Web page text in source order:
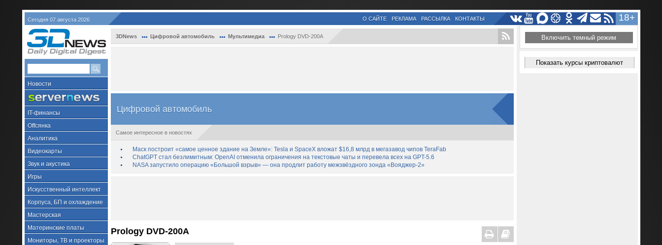
Сегодня 07 августа 2026 18+
О САЙТЕ РЕКЛАМА РАССЫЛКА КОНТАКТЫ
Новости
IT-финансы
Offсянка
Аналитика
Видеокарты
Звук и акустика
Игры
Искусственный интеллект
Корпуса, БП и охлаждение
Мастерская
Материнские платы
Мониторы, ТВ и проекторы
3DNews Цифровой автомобиль Мультимедиа Prology DVD-200A
Цифровой автомобиль
Самое интересное в новостях
Маск построит «самое ценное здание на Земле»: Tesla и SpaceX вложат $16,8 млрд в мегазавод чипов TeraFab
ChatGPT стал безлимитным: OpenAI отменила ограничения на текстовые чаты и перевела всех на GPT-5.6
NASA запустило операцию «Большой взрыв» — она продлит работу межзвёздного зонда «Вояджер-2»
Prology DVD-200A
Включить темный режим
Показать курсы криптовалют